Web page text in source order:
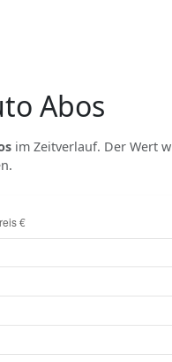
Abos
im Zeitverlauf. Der Wert